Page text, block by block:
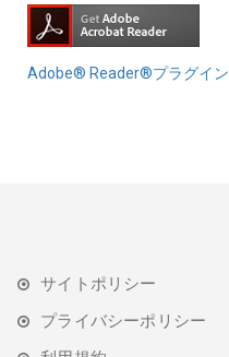
Adobe® Reader®プラグイン
サイトポリシー
プライバシーポリシー